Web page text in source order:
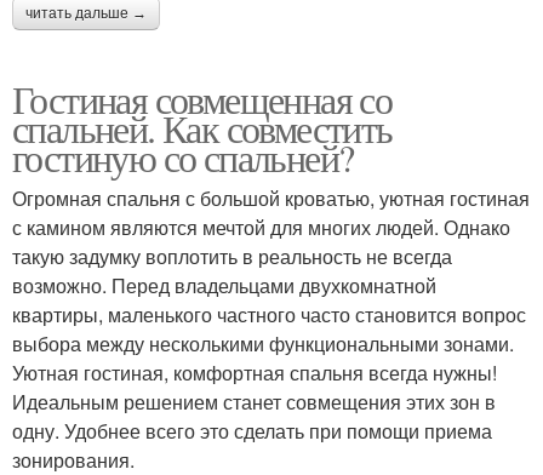
читать дальше →
Гостиная совмещенная со
спальней. Как совместить
гостиную со спальней?
Огромная спальня с большой кроватью, уютная гостиная
с камином являются мечтой для многих людей. Однако
такую задумку воплотить в реальность не всегда
возможно. Перед владельцами двухкомнатной
квартиры, маленького частного часто становится вопрос
выбора между несколькими функциональными зонами.
Уютная гостиная, комфортная спальня всегда нужны!
Идеальным решением станет совмещения этих зон в
одну. Удобнее всего это сделать при помощи приема
зонирования.